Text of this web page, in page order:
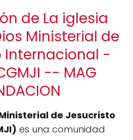
de La iglesia
Ministerial de
Internacional -
-- MAG
de Jesucristo
es una comunidad